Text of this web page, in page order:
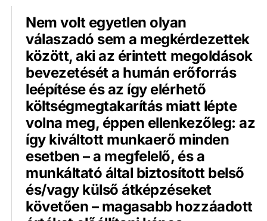
Nem volt egyetlen olyan
válaszadó sem a megkérdezettek
között, aki az érintett megoldások
bevezetését a humán erőforrás
leépítése és az így elérhető
költségmegtakarítás miatt lépte
volna meg, éppen ellenkezőleg: az
így kiváltott munkaerő minden
esetben – a megfelelő, és a
munkáltató által biztosított belső
és/vagy külső átképzéseket
követően – magasabb hozzáadott